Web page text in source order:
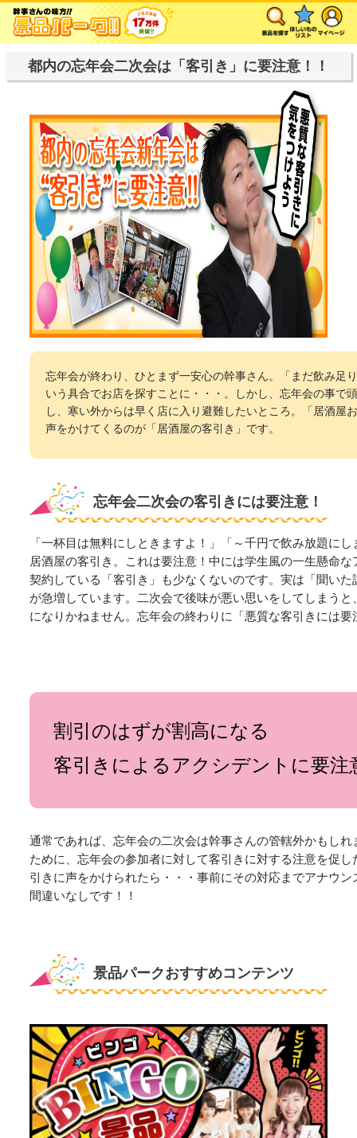
都内の忘年会二次会は「客引き」に要注意！！
忘年会が終わり、ひとまず一安心の幹事さん。「まだ飲み足
いう具合でお店を探すことに・・・。しかし、忘年会の事で
し、寒い外からは早く店に入り避難したいところ。「居酒屋
声をかけてくるのが「居酒屋の客引き」です。
忘年会二次会の客引きには要注意！
「一杯目は無料にしときますよ！」「～千円で飲み放題に
居酒屋の客引き。これは要注意！中には学生風の一生懸命
契約している「客引き」も少なくないのです。実は「聞い
が急増しています。二次会で後味が悪い思いをしてしまう
になりかねません。忘年会の終わりに「悪質な客引きには
割引のはずが割高になる
客引きによるアクシデントに要注
通常であれば、忘年会の二次会は幹事さんの管轄外かもし
ために、忘年会の参加者に対して客引きに対する注意を促
引きに声をかけられたら・・・事前にその対応までアナウ
間違いなしです！！
景品パークおすすめコンテンツ